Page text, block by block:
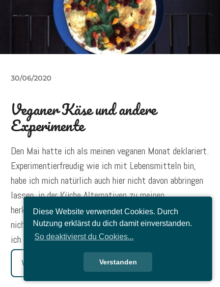
Diese Website verwendet Cookies. Durch
Nutzung erklärst du dich damit einverstanden.
So deaktivierst du Cookies...
Verstanden
30/06/2020
Veganer Käse und andere
Experimente
Den Mai hatte ich als meinen veganen Monat deklariert.
Experimentierfreudig wie ich mit Lebensmitteln bin,
habe ich mich natürlich auch hier nicht davon abbringen
lassen, in der Küche Alternativen zu meinen
herkömmlichen Zutaten zu probieren. Dass bei Weitem
nicht alle Versuche von Erfolg gekrönt waren, brauche
ich wohl kaum zu verschweigen. Doch lies selbst.
Weiterlesen